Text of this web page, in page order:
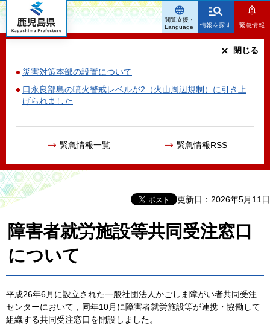
鹿児島県
情報を探す 緊急情報
災害対策本部の設置について
口永良部島の噴火警戒レベルが2（火山周辺規制）に引き上
げられました
緊急情報一覧 緊急情報RSS
閉じる
閲覧支援・
Language
更新日：2026年5月11日
障害者就労施設等共同受注窓口
について
平成26年6月に設立された一般社団法人かごしま障がい者共同受注
センターにおいて，同年10月に障害者就労施設等が連携・協働して
組織する共同受注窓口を開設しました。